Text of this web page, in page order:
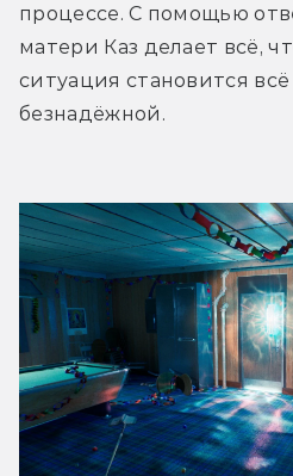
процессе. С помощью
матери Каз делает всё,
ситуация становится
безнадёжной.